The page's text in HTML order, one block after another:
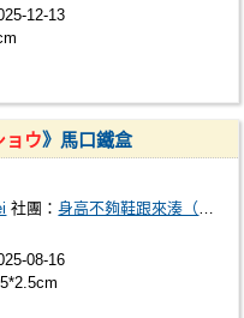
12-13
ョウ》馬口鐵盒
社團：身高不夠鞋跟來湊（いつでも晴）
08-16